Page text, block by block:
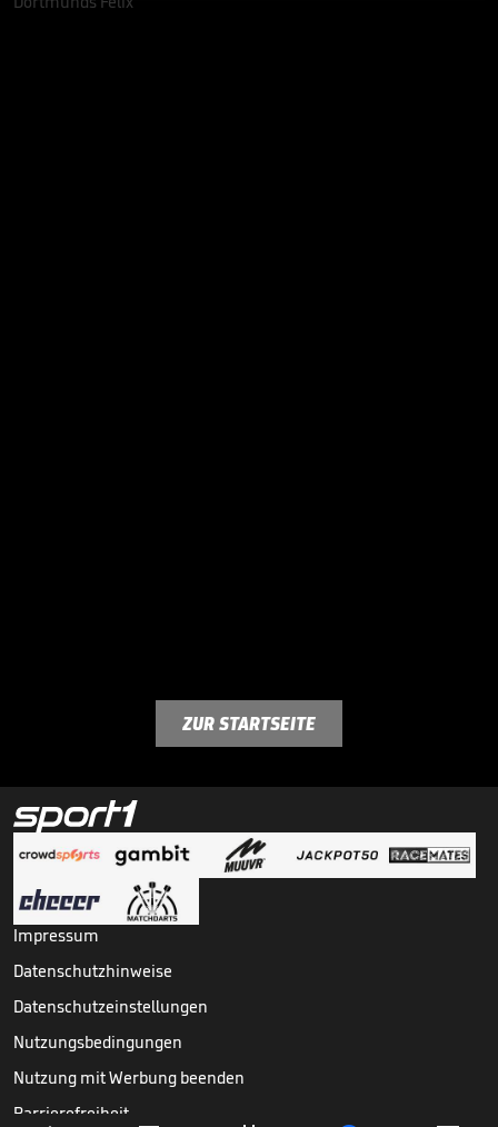
ZUR STARTSEITE
Impressum
Datenschutzhinweise
Datenschutzeinstellungen
Nutzungsbedingungen
Nutzung mit Werbung beenden
Barrierefreiheit